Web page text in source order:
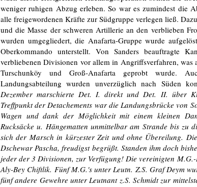
weniger ruhigen Abzug erleben. So war es zumindest die
alle freigewordenen Kräfte zur Südgruppe verlegen ließ.
und die Masse der schweren Artillerie an den verblieben
wurden umgegliedert, die Anafarta-Gruppe wurde
Oberkommando unterstellt. Von Sanders beauftragte
verbliebenen Divisionen vor allem in Angriffsverfahren, was
Turschunköy und Groß-Anafarta geprobt wurde.
Landungsabteilung wurden unverzüglich nach Süden
Dezember marschierte Det. I. direkt und Det. II. über
Treffpunkt der Detachements war die Landungsbrücke von
Wagen und dank der Möglichkeit mit einem kleinen
Rucksäcke u. Hängematten unmittelbar am Strande bis zu
sich der Marsch in kürzester Zeit und ohne Übereilung.
Dschewar Pascha, freudigst begrüßt. Standen ihm doch
jeder der 3 Divisionen, zur Verfügung! Die vereinigten
Aly-Bey Chiftlik. Fünf M.G.'s unter Leutn. Z.S. Graf Deym
fünf andere Gewehre unter Leutnant z.S. Schmidt zur